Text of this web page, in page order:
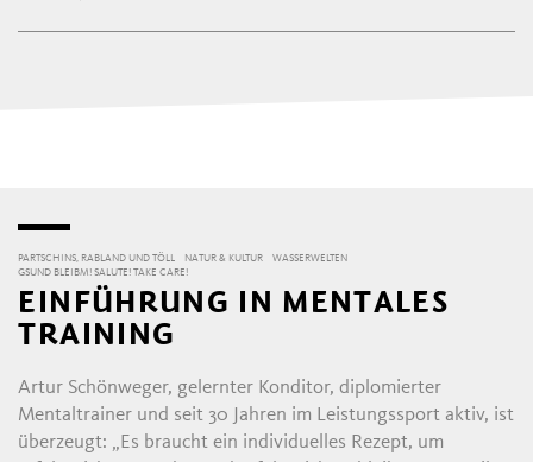
PARTSCHINS, RABLAND UND TÖLL NATUR & KULTUR
WASSERWELTEN
GSUND BLEIBM! SALUTE! TAKE CARE!
EINFÜHRUNG IN MENTALES
TRAINING
Artur Schönweger, gelernter Konditor, diplomierter
Mentaltrainer und seit 30 Jahren im Leistungssport aktiv, ist
überzeugt: „Es braucht ein individuelles Rezept, um